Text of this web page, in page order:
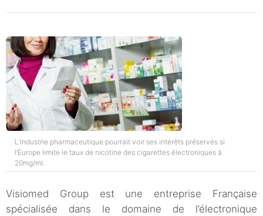
L’industrie pharmaceutique pourrait voir ses intérêts préservés si
l’Europe limite le taux de nicotine des cigarettes électroniques à
20mg/ml.
Visiomed Group est une entreprise Française
spécialisée dans le domaine de l’électronique